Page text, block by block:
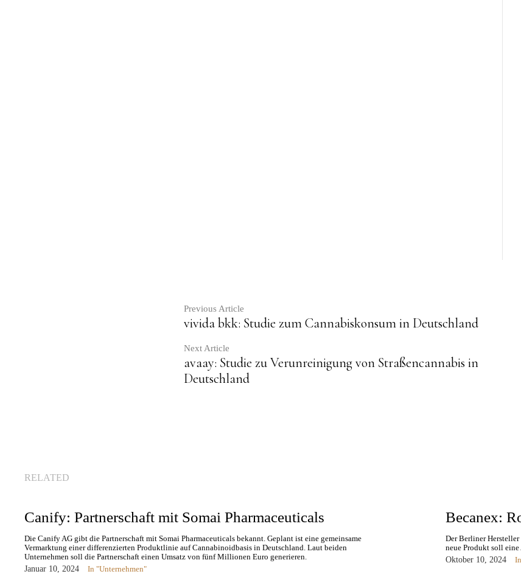
Continue
Reading
Previous Article
vivida bkk: Studie zum Cannabiskonsum in Deutschland
Next Article
avaay: Studie zu Verunreinigung von Straßencannabis in
Deutschland
RELATED
Canify: Partnerschaft mit Somai Pharmaceuticals
Die Canify AG gibt die Partnerschaft mit Somai Pharmaceuticals bekannt. Geplant ist eine gemeinsame
Vermarktung einer differenzierten Produktlinie auf Cannabinoidbasis in Deutschland. Laut beiden
Unternehmen soll die Partnerschaft einen Umsatz von fünf Millionen Euro generieren.
Januar 10, 2024
In "Unternehmen"
Becanex:
Der Berliner
neue Produkt soll
Oktober 10, 2024